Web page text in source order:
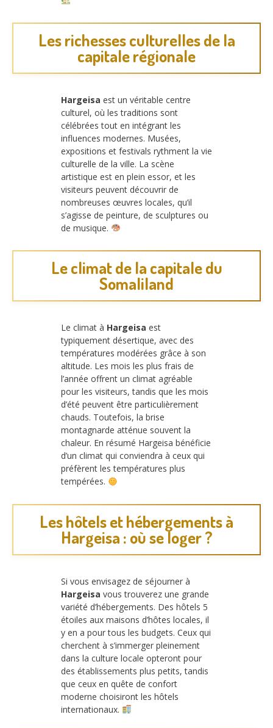
Les richesses culturelles de la
capitale régionale
Hargeisa est un véritable centre
culturel, où les traditions sont
célébrées tout en intégrant les
influences modernes. Musées,
expositions et festivals rythment la vie
culturelle de la ville. La scène
artistique est en plein essor, et les
visiteurs peuvent découvrir de
nombreuses œuvres locales, qu’il
s’agisse de peinture, de sculptures ou
de musique.
Le climat de la capitale du
Somaliland
Le climat à Hargeisa est
typiquement désertique, avec des
températures modérées grâce à son
altitude. Les mois les plus frais de
l’année offrent un climat agréable
pour les visiteurs, tandis que les mois
d’été peuvent être particulièrement
chauds. Toutefois, la brise
montagnarde atténue souvent la
chaleur. En résumé Hargeisa bénéficie
d’un climat qui conviendra à ceux qui
préfèrent les températures plus
tempérées.
Les hôtels et hébergements à
Hargeisa : où se loger ?
Si vous envisagez de séjourner à
Hargeisa vous trouverez une grande
variété d’hébergements. Des hôtels 5
étoiles aux maisons d’hôtes locales, il
y en a pour tous les budgets. Ceux qui
cherchent à s’immerger pleinement
dans la culture locale opteront pour
des établissements plus petits, tandis
que ceux en quête de confort
moderne choisiront les hôtels
internationaux.